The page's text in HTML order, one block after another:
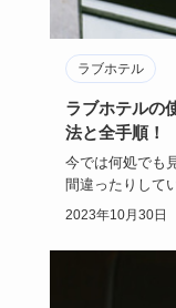
ラブホテル
ラブホテルの
法と全手順！
今では何処でも
間違ったりして
ブホの使い方を…
2023年10月30日